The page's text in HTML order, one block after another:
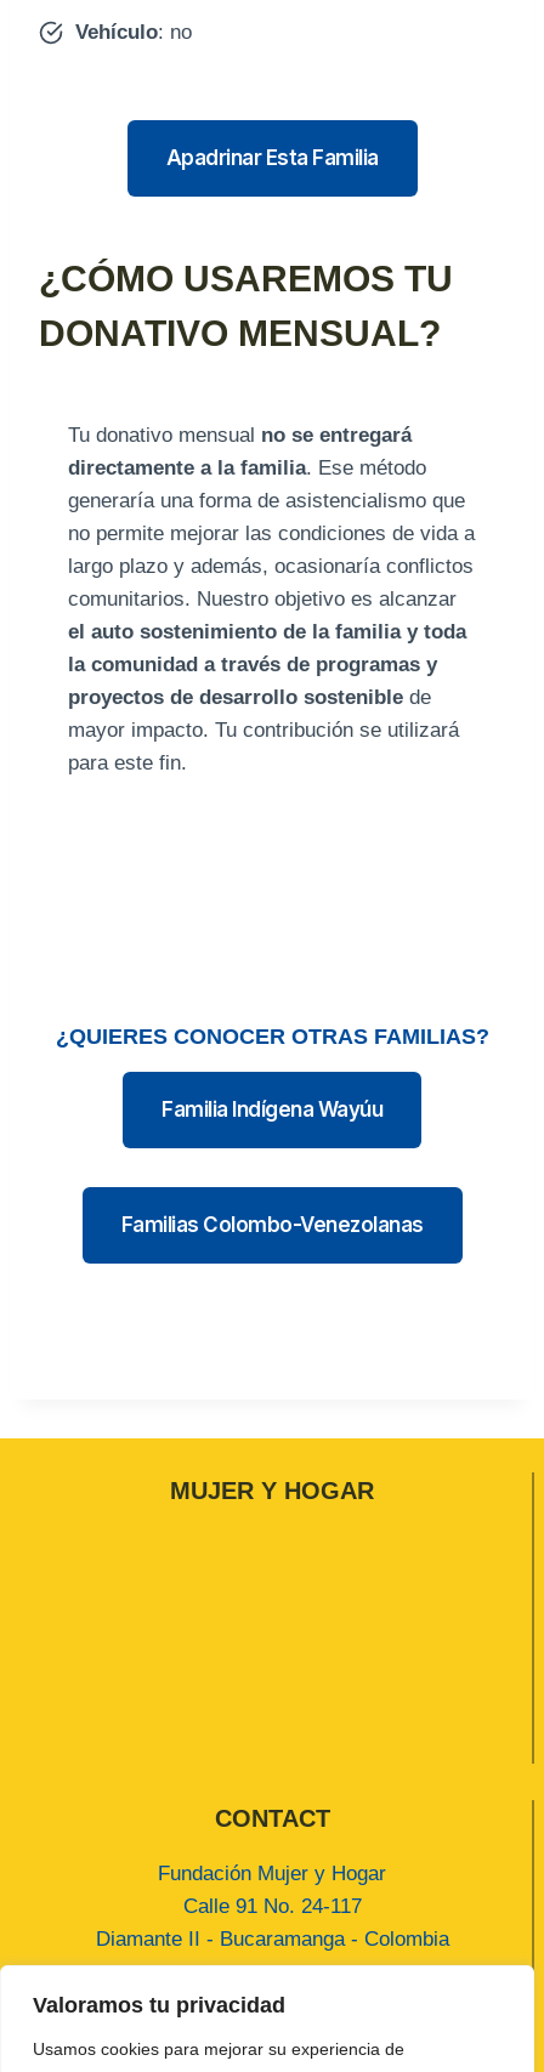
Valoramos tu privacidad
Usamos cookies para mejorar su experiencia de
Vehículo: no
Apadrinar Esta Familia
¿CÓMO USAREMOS TU
DONATIVO MENSUAL?
Tu donativo mensual no se entregará
directamente a la familia. Ese método
generaría una forma de asistencialismo que
no permite mejorar las condiciones de vida a
largo plazo y además, ocasionaría conflictos
comunitarios. Nuestro objetivo es alcanzar
el auto sostenimiento de la familia y toda
la comunidad a través de programas y
proyectos de desarrollo sostenible de
mayor impacto. Tu contribución se utilizará
para este fin.
¿QUIERES CONOCER OTRAS FAMILIAS?
Familia Indígena Wayúu
Familias Colombo-Venezolanas
MUJER Y HOGAR
CONTACT
Fundación Mujer y Hogar
Calle 91 No. 24-117
Diamante II - Bucaramanga - Colombia
contact@fundacionmujeryhogar.org
(+57) 318 3381508